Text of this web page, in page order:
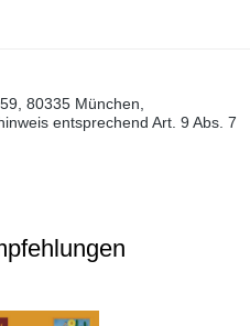
80335 München,
entsprechend Art. 9 Abs. 7